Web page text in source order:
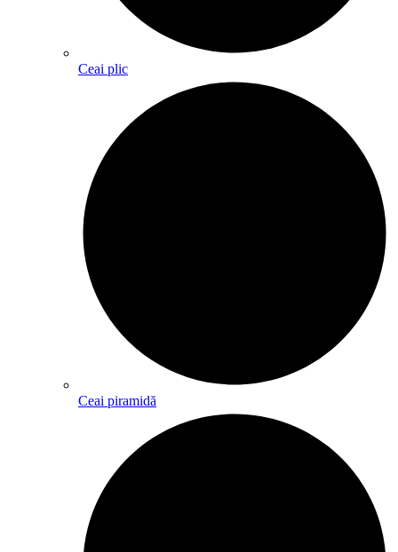
Ceai plic
Ceai piramidă